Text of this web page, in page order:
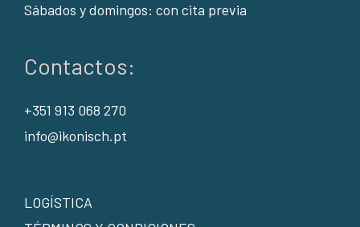
Sábados y domingos: con cita previa
Contactos:
+351 913 068 270
info@ikonisch.pt
LOGÍSTICA